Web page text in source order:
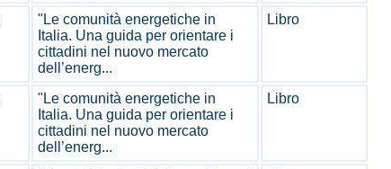
"Le comunità energetiche in
Italia. Una guida per orientare i
cittadini nel nuovo mercato
dell’energ...
Libro
"Le comunità energetiche in
Italia. Una guida per orientare i
cittadini nel nuovo mercato
dell’energ...
Libro